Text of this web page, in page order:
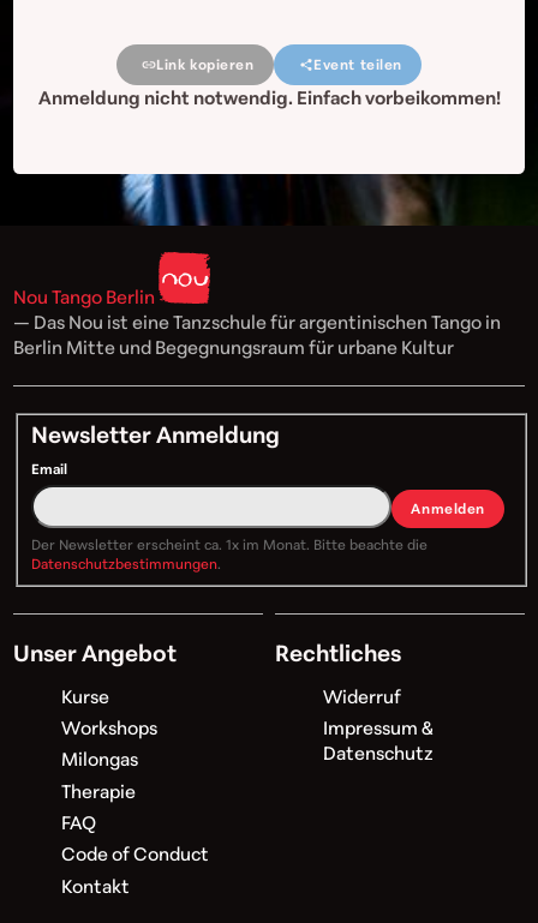
Link kopieren Event teilen
Anmeldung nicht notwendig. Einfach vorbeikommen!
Nou Tango Berlin
— Das Nou ist eine Tanzschule für argentinischen Tango in
Berlin Mitte und Begegnungsraum für urbane Kultur
Newsletter Anmeldung
Email
Anmelden
Der Newsletter erscheint ca. 1x im Monat. Bitte beachte die
Datenschutzbestimmungen.
Unser Angebot
Kurse
Workshops
Milongas
Therapie
FAQ
Code of Conduct
Kontakt
Rechtliches
Widerruf
Impressum &
Datenschutz